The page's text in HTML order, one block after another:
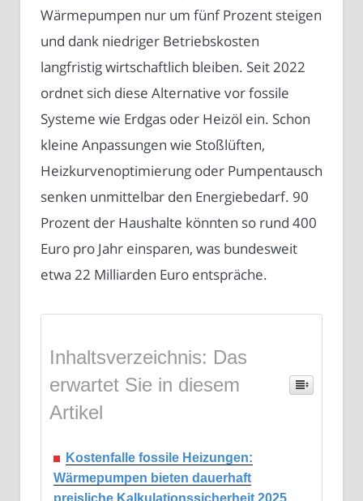
Wärmepumpen nur um fünf Prozent steigen
und dank niedriger Betriebskosten
langfristig wirtschaftlich bleiben. Seit 2022
ordnet sich diese Alternative vor fossile
Systeme wie Erdgas oder Heizöl ein. Schon
kleine Anpassungen wie Stoßlüften,
Heizkurvenoptimierung oder Pumpentausch
senken unmittelbar den Energiebedarf. 90
Prozent der Haushalte könnten so rund 400
Euro pro Jahr einsparen, was bundesweit
etwa 22 Milliarden Euro entspräche.
Inhaltsverzeichnis: Das
erwartet Sie in diesem
Artikel
Kostenfalle fossile Heizungen:
Wärmepumpen bieten dauerhaft